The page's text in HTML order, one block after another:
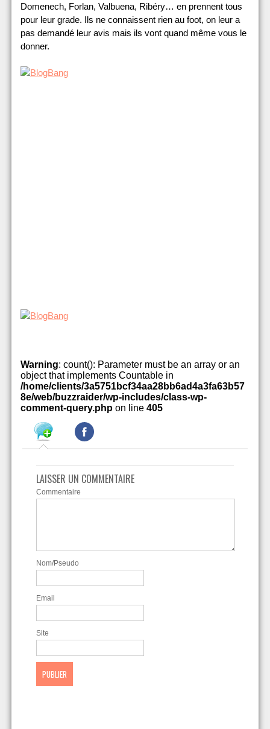
Domenech, Forlan, Valbuena, Ribéry… en prennent tous
pour leur grade. Ils ne connaissent rien au foot, on leur a
pas demandé leur avis mais ils vont quand même vous le
donner.
Warning: count(): Parameter must be an array or an
object that implements Countable in
/home/clients/3a5751bcf34aa28bb6ad4a3fa63b57
8e/web/buzzraider/wp-includes/class-wp-
comment-query.php on line 405
LAISSER UN COMMENTAIRE
Commentaire
Nom/Pseudo
Email
Site